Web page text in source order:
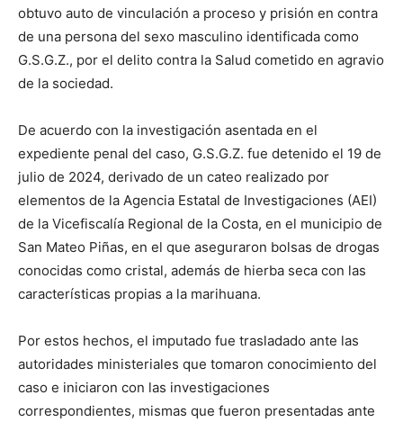
obtuvo auto de vinculación a proceso y prisión en contra
de una persona del sexo masculino identificada como
G.S.G.Z., por el delito contra la Salud cometido en agravio
de la sociedad.
De acuerdo con la investigación asentada en el
expediente penal del caso, G.S.G.Z. fue detenido el 19 de
julio de 2024, derivado de un cateo realizado por
elementos de la Agencia Estatal de Investigaciones (AEI)
de la Vicefiscalía Regional de la Costa, en el municipio de
San Mateo Piñas, en el que aseguraron bolsas de drogas
conocidas como cristal, además de hierba seca con las
características propias a la marihuana.
Por estos hechos, el imputado fue trasladado ante las
autoridades ministeriales que tomaron conocimiento del
caso e iniciaron con las investigaciones
correspondientes, mismas que fueron presentadas ante